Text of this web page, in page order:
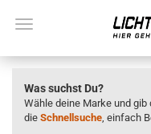
Was suchst Du?
Wähle deine Marke und
die Schnellsuche, einfach